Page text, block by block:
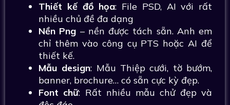
Thiết kế đồ họa: File PSD, AI với rất
nhiều chủ đề đa dạng
Nền Png – nền được tách sẵn. Anh em
chỉ thêm vào công cụ PTS hoặc AI để
thiết kế.
Mẫu design: Mẫu Thiệp cưới, tờ bướm,
banner, brochure… có sẵn cực kỳ đẹp.
Font chữ: Rất nhiều mẫu chử đẹp và